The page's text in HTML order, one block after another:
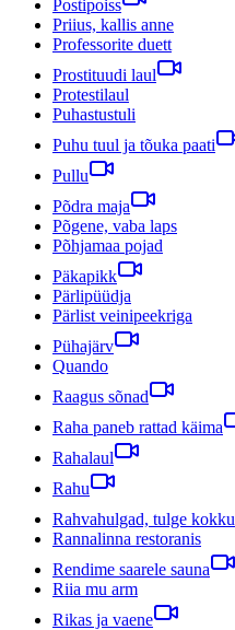
Postipoiss
Priius, kallis anne
Professorite duett
Prostituudi laul
Protestilaul
Puhastustuli
Puhu tuul ja tõuka paati
Pullu
Põdra maja
Põgene, vaba laps
Põhjamaa pojad
Päkapikk
Pärlipüüdja
Pärlist veinipeekriga
Pühajärv
Quando
Raagus sõnad
Raha paneb rattad käima
Rahalaul
Rahu
Rahvahulgad, tulge kokku
Rannalinna restoranis
Rendime saarele sauna
Riia mu arm
Rikas ja vaene